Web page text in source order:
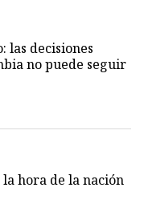
las decisiones
no puede seguir
hora de la nación